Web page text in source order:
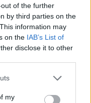
of the further
by third parties on the
information may
on the IAB’s List of
disclose it to other
one or more Google
You may click to
my